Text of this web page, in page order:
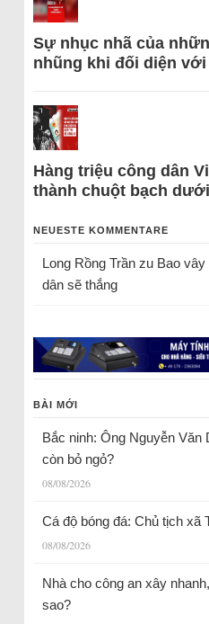
Sự nhục nhã của
nhũng khi đối diện
Hàng triệu công dân
thành chuột bạch
NEUESTE KOMMENTARE
Long Rồng Trầnzu Bao
dân sẽ thắng
BÀI MỚI
Bắc ninh: Ông Nguyễn Văn
còn bỏ ngỏ?
08/08/2026
Cá độ bóng đá: Chủ tịch xã
08/08/2026
Nhà cho công an xây
sao?